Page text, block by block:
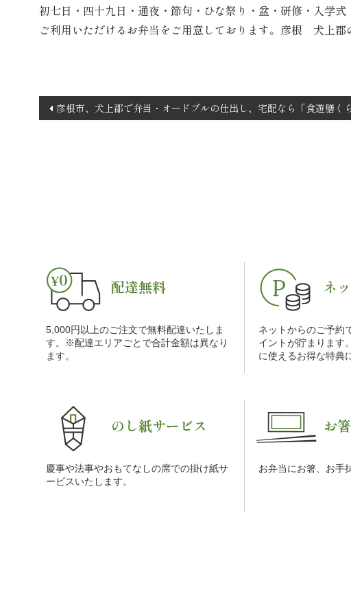
初七日・四十九日・通夜・節句・ひな祭り・盆・研修・入学
ご利用いただけるお弁当をご用意しております。彦根 犬上郡
投
稿
彦根市、犬上郡で弁当・オードブルの仕出し、宅配なら「食遊膳く
配達無料
5,000円以上のご注文で無料配達いたしま
す。※配達エリアごとで合計金額は異なり
ます。
ネ
ネットからのご予約
イントが貯まります
に使えるお得な特典
のし紙サービス
慶事や法事やおもてなしの席での掛け紙サ
ービスいたします。
お
お弁当にお箸、お手